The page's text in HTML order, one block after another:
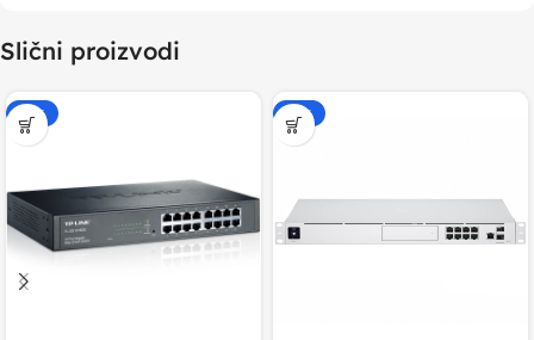
Slični proizvodi
-20% -20%